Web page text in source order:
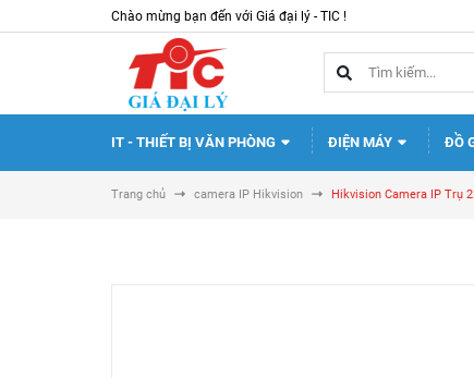
Chào mừng bạn đến với Giá đại lý - TIC !
IT - THIẾT BỊ VĂN PHÒNG ĐIỆN MÁY ĐỒ
Trang chủ camera IP Hikvision Hikvision Camera IP Trụ